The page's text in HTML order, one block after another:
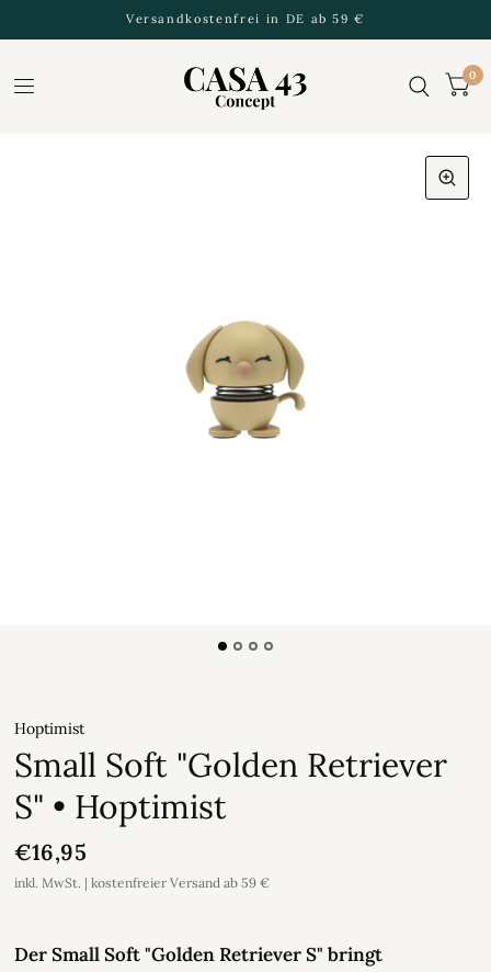
Versandkostenfrei in DE ab 59 €
0
Hoptimist
Small Soft "Golden Retriever
S" • Hoptimist
€16,95
inkl. MwSt. | kostenfreier Versand ab 59 €
Der Small Soft "Golden Retriever S" bringt